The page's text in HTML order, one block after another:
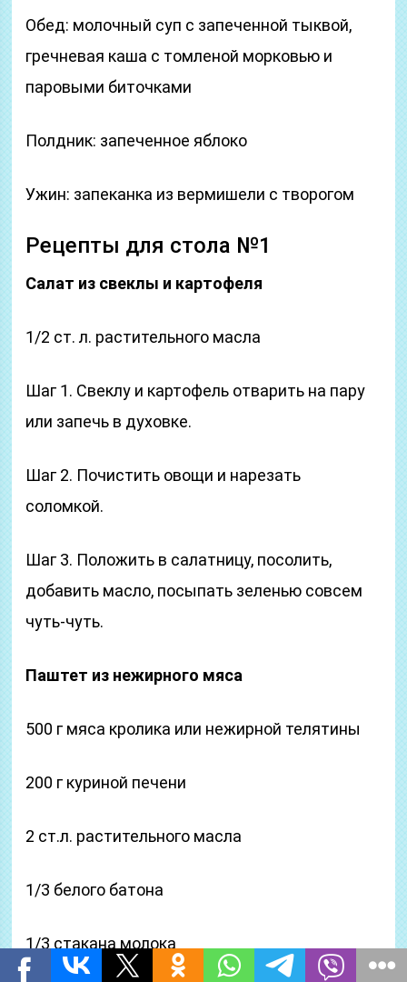
Обед: молочный суп с запеченной тыквой,
гречневая каша с томленой морковью и
паровыми биточками
Полдник: запеченное яблоко
Ужин: запеканка из вермишели с творогом
Рецепты для стола №1
Салат из свеклы и картофеля
1/2 ст. л. растительного масла
Шаг 1. Свеклу и картофель отварить на пару
или запечь в духовке.
Шаг 2. Почистить овощи и нарезать
соломкой.
Шаг 3. Положить в салатницу, посолить,
добавить масло, посыпать зеленью совсем
чуть-чуть.
Паштет из нежирного мяса
500 г мяса кролика или нежирной телятины
200 г куриной печени
2 ст.л. растительного масла
1/3 белого батона
1/3 стакана молока